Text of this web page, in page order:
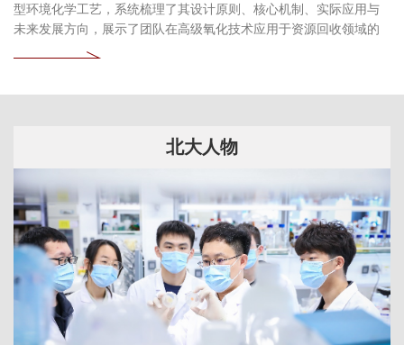
型环境化学工艺，系统梳理了其设计原则、核心机制、实际应用与
未来发展方向，展示了团队在高级氧化技术应用于资源回收领域的
持续探索和深刻见解。